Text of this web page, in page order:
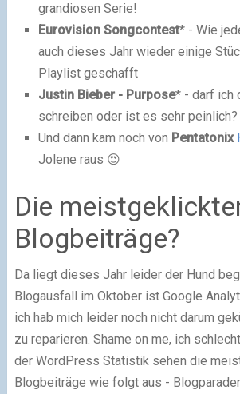
grandiosen Serie!
Eurovision Songcontest* - Wie
auch dieses Jahr wieder einige
Playlist geschafft
Justin Bieber - Purpose* - darf ich
schreiben oder ist es sehr
Und dann kam noch von Pentatonix
Jolene raus 😍
Die
Blogbeiträge?
Da liegt dieses Jahr leider der Hund
Blogausfall im Oktober ist Google
ich hab mich leider noch nicht darum
zu reparieren. Shame on me, ich
der WordPress Statistik sehen die
Blogbeiträge wie folgt aus -